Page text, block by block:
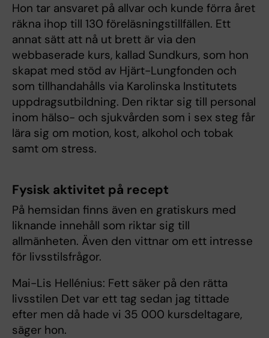
Hon tar ansvaret på allvar och kunde förra året
räkna ihop till 130 föreläsningstillfällen. Ett
annat sätt att nå ut brett är via den
webbaserade kurs, kallad Sundkurs, som hon
skapat med stöd av Hjärt-Lungfonden och
som tillhandahålls via Karolinska Institutets
uppdragsutbildning. Den riktar sig till personal
inom hälso- och sjukvården som i sex steg får
lära sig om motion, kost, alkohol och tobak
samt om stress.
Fysisk aktivitet på recept
På hemsidan finns även en gratiskurs med
liknande innehåll som riktar sig till
allmänheten. Även den vittnar om ett intresse
för livsstilsfrågor.
Mai-Lis Hellénius: Fett säker på den rätta
livsstilen Det var ett tag sedan jag tittade
efter men då hade vi 35 000 kursdeltagare,
säger hon.